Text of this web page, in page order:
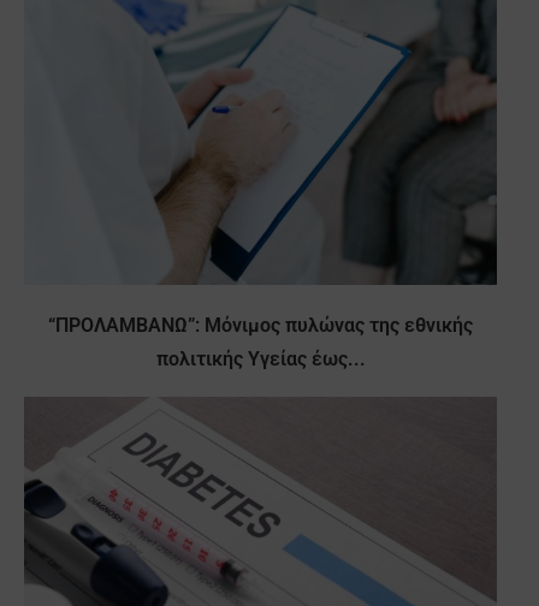
“ΠΡΟΛΑΜΒΑΝΩ”: Μόνιμος πυλώνας της εθνικής
πολιτικής Υγείας έως...